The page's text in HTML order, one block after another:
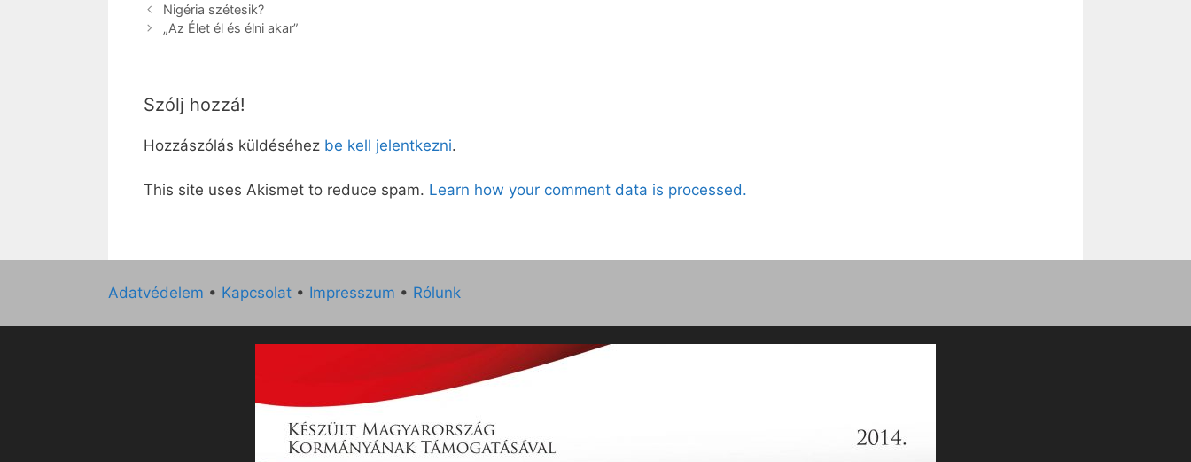
Nigéria szétesik?
„Az Élet él és élni akar”
Szólj hozzá!
Hozzászólás küldéséhez be kell jelentkezni.
This site uses Akismet to reduce spam. Learn how your comment data is processed.
Adatvédelem • Kapcsolat • Impresszum • Rólunk